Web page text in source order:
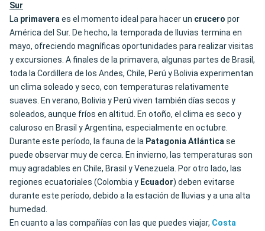
Sur
La primaveraes el momento ideal para hacer un crucero por
América del Sur. De hecho, la temporada de lluvias termina en
mayo, ofreciendo magníficas oportunidades para realizar visitas
y excursiones. A finales de la primavera, algunas partes de Brasil,
toda la Cordillera de los Andes, Chile, Perú y Bolivia experimentan
un clima soleado y seco, con temperaturas relativamente
suaves. En verano, Bolivia y Perú viven también días secos y
soleados, aunque fríos en altitud. En otoño, el clima es seco y
caluroso en Brasil y Argentina, especialmente en octubre.
Durante este período, la fauna de la PatagoniaAtlánticase
puede observar muy de cerca. En invierno, las temperaturas son
muy agradables en Chile, Brasil y Venezuela. Por otro lado, las
regiones ecuatoriales (Colombia y Ecuador) deben evitarse
durante este período, debido a la estación de lluvias y a una alta
humedad.
En cuanto a las compañías con las que puedes viajar, Costa